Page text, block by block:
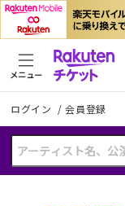
ログイン /会員登録
メニュー